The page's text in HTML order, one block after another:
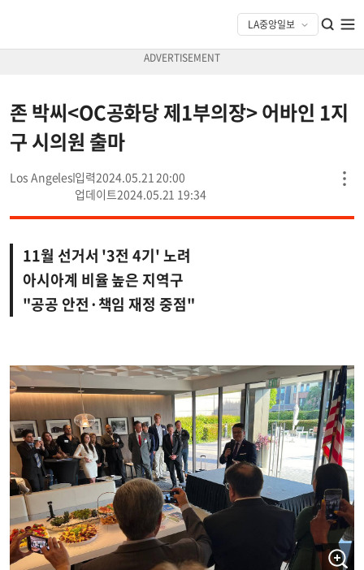
존 박씨<OC공화당 제1부의장> 어바인 1지
구 시의원 출마
Los Angeles
2024.05.21 20:00
2024.05.21 19:34
11월 선거서 '3전 4기' 노려
아시아계 비율 높은 지역구
"공공 안전·책임 재정 중점"